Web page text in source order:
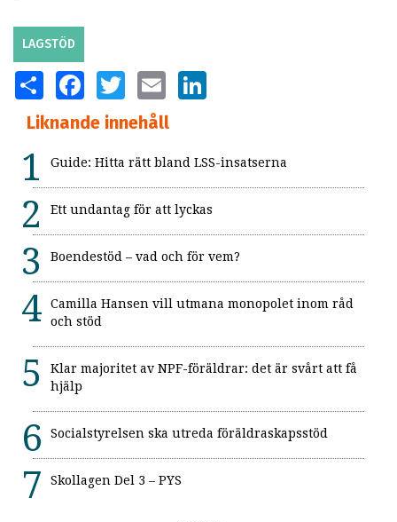
LAGSTÖD
SHARE FACEBOOKTWITTER EMAIL
Liknande innehåll
Guide: Hitta rätt bland LSS-insatserna
Ett undantag för att lyckas
Boendestöd – vad och för vem?
Camilla Hansen vill utmana monopolet inom råd
och stöd
Klar majoritet av NPF-föräldrar: det är svårt att få
hjälp
Socialstyrelsen ska utreda föräldraskapsstöd
Skollagen Del 3 – PYS